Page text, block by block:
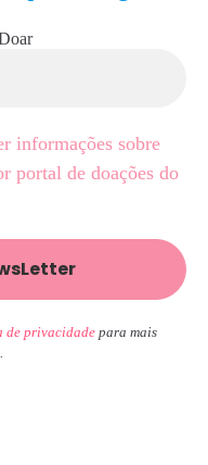
informações sobre
portal de doações do
de privacidadepara mais